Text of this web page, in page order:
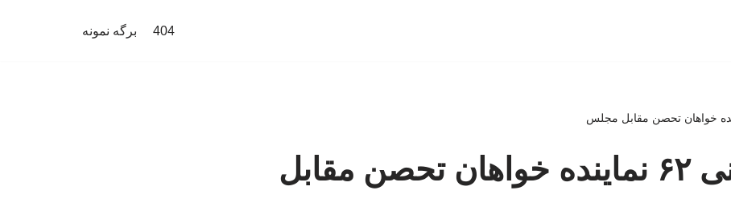
404 برگه نمونه
عقب نشینی ۶۲ نماینده خواهان تحصن مقابل